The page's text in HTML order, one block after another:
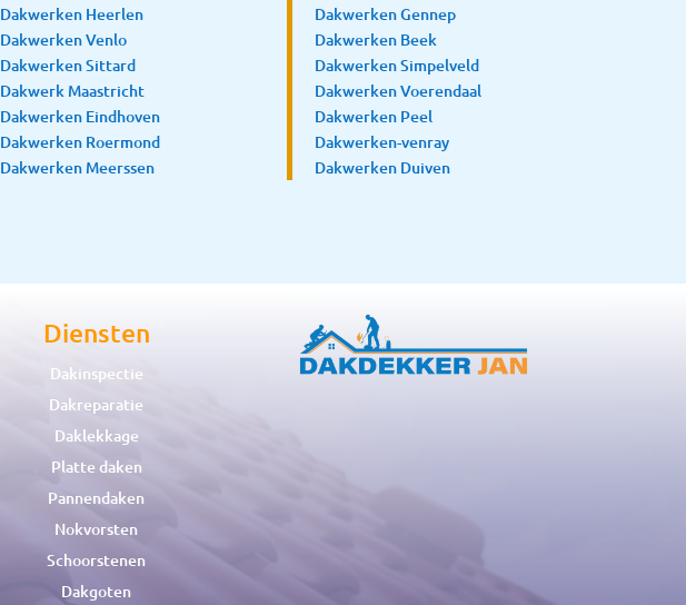
Dakwerken Heerlen
Dakwerken Venlo
Dakwerken Sittard
Dakwerk Maastricht
Dakwerken Eindhoven
Dakwerken Roermond
Dakwerken Meerssen
Dakwerken Gennep
Dakwerken Beek
Dakwerken Simpelveld
Dakwerken Voerendaal
Dakwerken Peel
Dakwerken-venray
Dakwerken Duiven
Diensten
Dakinspectie
Dakreparatie
Daklekkage
Platte daken
Pannendaken
Nokvorsten
Schoorstenen
Dakgoten